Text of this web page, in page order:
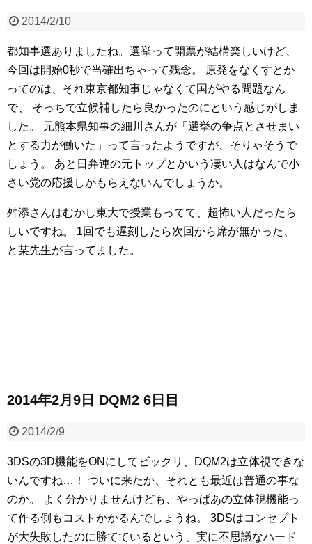
2014/2/10
都知事選ありましたね。選挙って開票が結構楽しいけど、
今回は開始0秒で当確出ちゃって残念。
原発をなくすとか
ってのは、それ東京都知事じゃなくて国がやる問題なん
で、
そっちで立候補したら良かったのにという感じがしま
した。
元熊本県知事の細川さんが「選挙の争点とさせまい
とする力が働いた」って言ったようですが、そりゃそうで
しょう。
あと日弁連の元トップとかいう凄い人はなんで小
さい党の応援しかもらえないんでしょうか。
舛添さんはむかし東大で授業もってて、超怖い人だったら
しいですね。
1回でも遅刻したら次回から席が無かった、
と某先生が言ってました。
2014年2月9日 DQM2 6日目
2014/2/9
3DSの3D機能をONにしてビックリ、DQM2は立体視できな
いんですね…！
ついに来たか、それとも最近は普通の事な
のか。
よく分かりませんけども、やっぱあの立体視機能っ
て作る側もコストかかるんでしょうね。
3DSはコンセプト
が大失敗したのに勝てているという、実に不思議なハード